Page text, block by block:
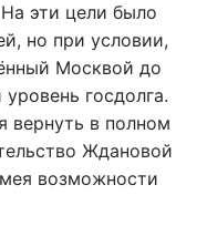
эти цели было
но при условии,
Москвой до
госдолга.
вернуть в полном
Ждановой
возможности